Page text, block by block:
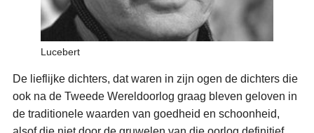
Lucebert
De lieflijke dichters, dat waren in zijn ogen de dichters die
ook na de Tweede Wereldoorlog graag bleven geloven in
de traditionele waarden van goedheid en schoonheid,